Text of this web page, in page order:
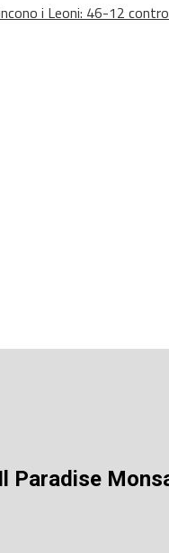
i Leoni: 46-12
Paradise